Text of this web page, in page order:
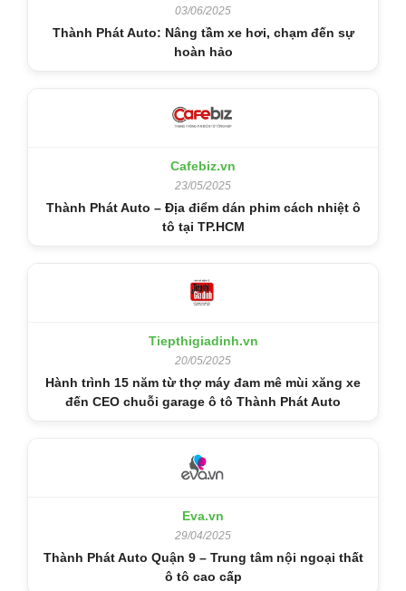
03/06/2025
Thành Phát Auto: Nâng tầm xe hơi, chạm đến sự
hoàn hảo
Cafebiz.vn
23/05/2025
Thành Phát Auto – Địa điểm dán phim cách nhiệt ô
tô tại TP.HCM
Tiepthigiadinh.vn
20/05/2025
Hành trình 15 năm từ thợ máy đam mê mùi xăng xe
đến CEO chuỗi garage ô tô Thành Phát Auto
Eva.vn
29/04/2025
Thành Phát Auto Quận 9 – Trung tâm nội ngoại thất
ô tô cao cấp